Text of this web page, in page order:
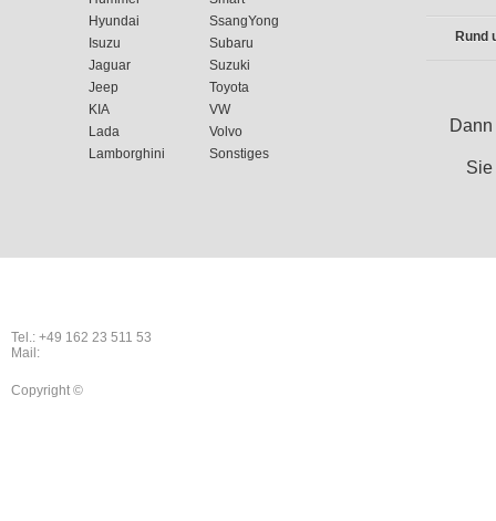
Hyundai
Isuzu
Jaguar
Jeep
KIA
Lada
Lamborghini
SsangYong
Subaru
Suzuki
Toyota
VW
Volvo
Sonstiges
Rund
Tel.: +49 162 23 511 53
Mail:
Copyright ©